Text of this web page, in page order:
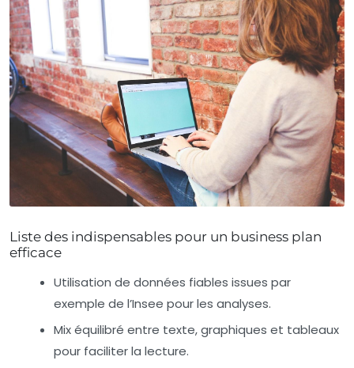
Liste des indispensables pour un business plan
efficace
Utilisation de données fiables issues par
exemple de l’Insee pour les analyses.
Mix équilibré entre texte, graphiques et tableaux
pour faciliter la lecture.